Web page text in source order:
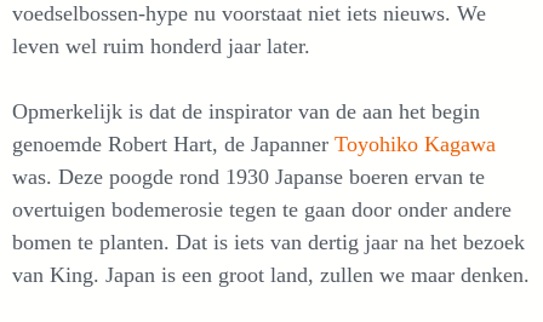
voedselbossen-hype nu voorstaat niet iets nieuws. We
leven wel ruim honderd jaar later.
Opmerkelijk is dat de inspirator van de aan het begin
genoemde Robert Hart, de Japanner Toyohiko Kagawa
was. Deze poogde rond 1930 Japanse boeren ervan te
overtuigen bodemerosie tegen te gaan door onder andere
bomen te planten. Dat is iets van dertig jaar na het bezoek
van King. Japan is een groot land, zullen we maar denken.